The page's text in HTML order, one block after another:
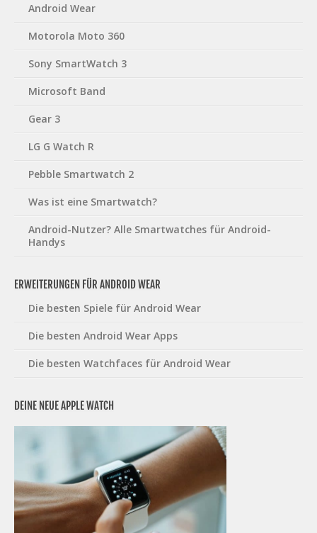
Android Wear
Motorola Moto 360
Sony SmartWatch 3
Microsoft Band
Gear 3
LG G Watch R
Pebble Smartwatch 2
Was ist eine Smartwatch?
Android-Nutzer? Alle Smartwatches für Android-
Handys
ERWEITERUNGEN FÜR ANDROID WEAR
Die besten Spiele für Android Wear
Die besten Android Wear Apps
Die besten Watchfaces für Android Wear
DEINE NEUE APPLE WATCH